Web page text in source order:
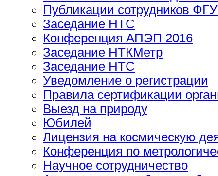
Публикации сотрудников
Заседание НТС
Конференция АПЭП 2016
Заседание НТКМетр
Заседание НТС
Уведомление о регистрации
Правила сертификации
Выезд на природу
Юбилей
Лицензия на космическую
Конференция по
Научное сотрудничество